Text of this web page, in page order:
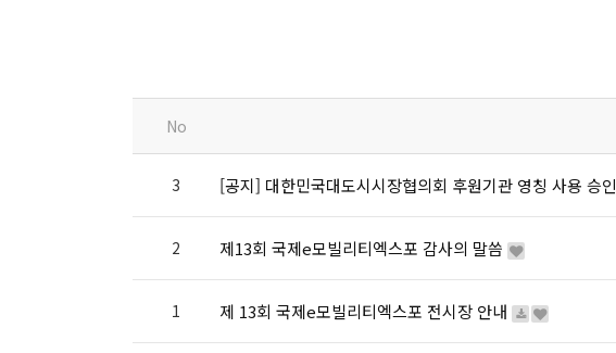
No
3 [공지] 대한민국대도시시장협의회 후원기관 영칭 사용 승인
2 제13회 국제e모빌리티엑스포 감사의 말씀
1 제 13회 국제e모빌리티엑스포 전시장 안내